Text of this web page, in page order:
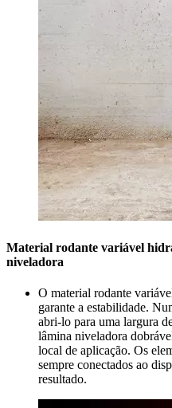
Material rodante variável
niveladora
O material rodante
garante a estabilidade.
abri-lo para uma largura
lâmina niveladora
local de aplicação. Os
sempre conectados ao
resultado.